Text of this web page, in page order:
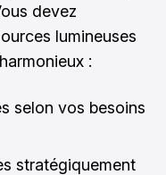
devez
lumineuses
:
selon vos besoins
stratégiquement